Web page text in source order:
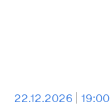
22.12.2026 19:00